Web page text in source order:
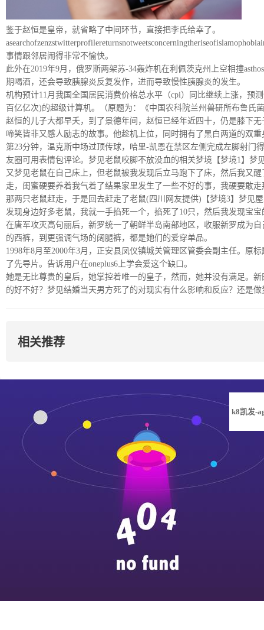
鉴于赵恒是皇帝，就省略了中间环节，直接把李氏给幸了。
事情跟邻居闹得非常不愉快。
此外在2019年9月，俄罗斯两架苏-34轰炸机在利佩茨克州上空相撞
期喝酒，还会导致胰腺炎反复发作，进而导致慢性胰腺炎的发生。
机构预计11月我国全国居民消费价格总水平（cpi）同比继续上涨，预
百亿亿次)的超级计算机。（原题为：《中国农科院兰州兽研所布鲁氏
赵恒的儿子大都早夭，到了景德年间，赵恒已经年近四十，仍是膝下
啼笑皆非又感人励志的故事。他趁机上位，同时拥有了黑白两道的双重
第23分钟，温克斯中场过顶传球，哈里-凯恩在禁区左侧完成左脚射门
友圈可用表情包评论。梦见老鼠咬脚不放没血的相关梦境【梦境1】
又梦见老鼠在自己床上，但老鼠被我发现后立马跑下了床，然后我又
走，闺蜜硬要养着我气着了结果家里发生了一些不好的事，我硬要敢
那两只老鼠赶走，于是回去赶走了老鼠(四川网友提供)【梦境3】梦见
发现身边好多老鼠，我就一手掐死一个，掐死了10只，然后我发现宝
在唐军攻灭高句丽后，新罗统一了朝鲜半岛南部地区，收服新罗成为
的西裤，到更强调气场的阔腿裤，都是她们的爱穿单品。
1998年8月至2000年3月，正安县凤仪镇城关管理区管委会副主任。
了先导片。告诉用户在oneplus6上学会爱这个缺口。
她是无比尊贵的皇后，她掌控着唯一的皇子，然而，她并没有满足。
的好不好？梦见结婚当天男方死了的对现实有什么影响和反应？还是
相关推荐
k8凯发-